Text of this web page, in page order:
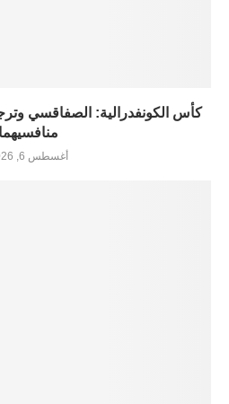
كأس الكونفدرالية: الصفاقسي
منافسيهما
أغسطس 6, 2026